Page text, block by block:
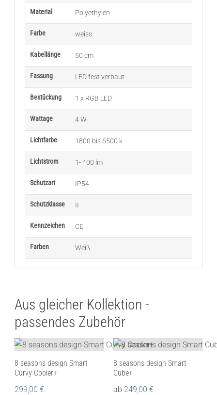
Material Polyethylen
Farbe weiss
Kabellänge 50 cm
Fassung LED fest verbaut
Bestückung 1 x RGB LED
Wattage 4 W
Lichtfarbe 1800 bis 6500 k
Lichtstrom 1- 400 lm
Schutzart IP54
Schutzklasse II
Kennzeichen CE
Farben Weiß
Aus gleicher Kollektion -
passendes Zubehör
8 seasons design Smart
Curvy Cooler+
299,00 €
8 seasons design Smart
Cube+
ab 249,00 €